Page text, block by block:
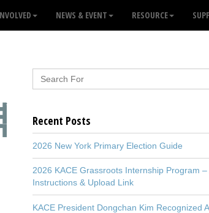
NEWS & EVENT RESOURCE
Recent Posts
2026 New York Primary Election Guide
2026 KACE Grassroots Internship Program –
Instructions & Upload Link
KACE President Dongchan Kim Recognized